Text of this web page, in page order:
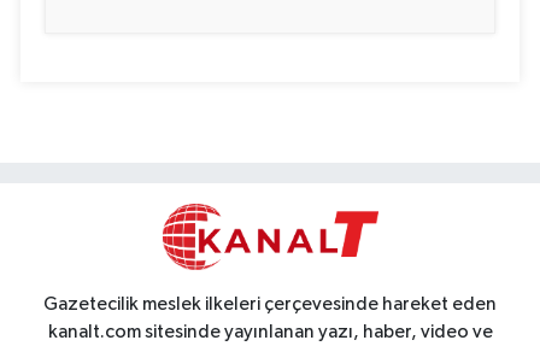
Gazetecilik meslek ilkeleri çerçevesinde hareket eden
kanalt.com sitesinde yayınlanan yazı, haber, video ve